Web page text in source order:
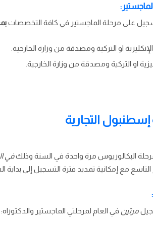
على مرحلة الماجستير في كافة التخصصات
او التركية ومصدقة من وزارة الخارجية.
او التركية ومصدقة من وزارة الخارجية.
التجارية
البكالوريوس مرة واحدة في السنة وذلكفي
مع إمكانية تمديد فترة التسجيل إلى بداية
مرتين في العام لمرحلتي الماجستير والدكتوراه: